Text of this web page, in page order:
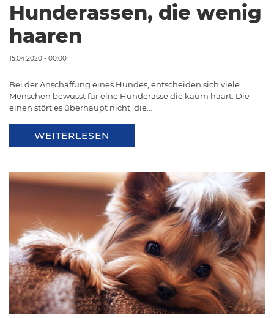
Hunderassen, die wenig
haaren
15.04.2020 - 00:00
Bei der Anschaffung eines Hundes, entscheiden sich viele
Menschen bewusst für eine Hunderasse die kaum haart. Die
einen stört es überhaupt nicht, die…
WEITERLESEN